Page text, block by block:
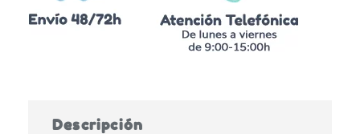
Descripción